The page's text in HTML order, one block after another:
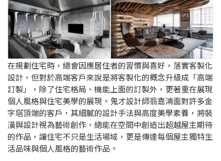
在規劃住宅時，總會因應居住者的習慣與喜好，落實客製化
設計，但對於高端客戶來說是將客製化的概念升級成「高端
訂製」，除了住宅格局、機能上面的訂製外，更著重在展現
個人風格與住宅美學的展現。鬼才設計師翁嘉鴻面對許多金
字塔頂端的客戶，其細膩的設計手法與高度美學素養，將裝
潢與設計視為藝術創作，總能在空間中創造出超越屋主期待
的作品，讓住宅不只是生活場域，更是傳達每個屋主獨特生
活品味與個人風格的藝術作品。